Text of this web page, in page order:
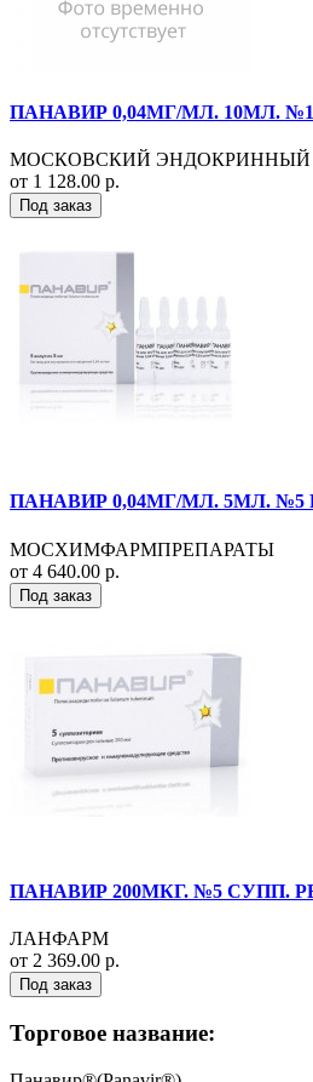
ПАНАВИР 0,04МГ/МЛ. 10МЛ.
МОСКОВСКИЙ ЭНДОКРИННЫЙ
от 1 128.00 р.
Под заказ
ПАНАВИР 0,04МГ/МЛ. 5МЛ. №5
МОСХИМФАРМПРЕПАРАТЫ
от 4 640.00 р.
Под заказ
ПАНАВИР 200МКГ. №5 СУПП.
ЛАНФАРМ
от 2 369.00 р.
Под заказ
Торговое название: